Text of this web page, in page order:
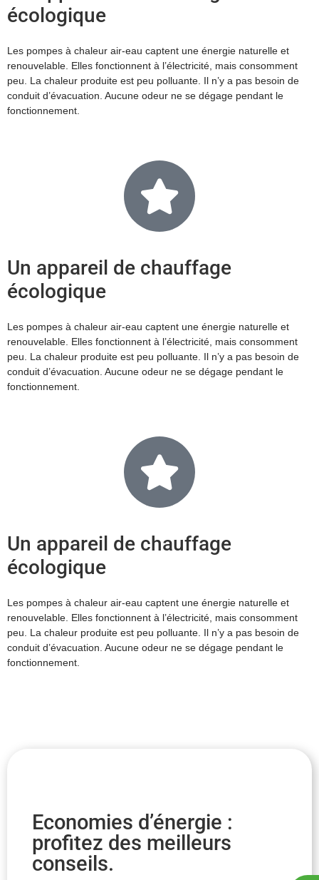
écologique
Les pompes à chaleur air-eau captent une énergie naturelle et
renouvelable. Elles fonctionnent à l’électricité, mais consomment
peu. La chaleur produite est peu polluante. Il n’y a pas besoin de
conduit d’évacuation. Aucune odeur ne se dégage pendant le
fonctionnement.
Un appareil de chauffage
écologique
Les pompes à chaleur air-eau captent une énergie naturelle et
renouvelable. Elles fonctionnent à l’électricité, mais consomment
peu. La chaleur produite est peu polluante. Il n’y a pas besoin de
conduit d’évacuation. Aucune odeur ne se dégage pendant le
fonctionnement.
Un appareil de chauffage
écologique
Les pompes à chaleur air-eau captent une énergie naturelle et
renouvelable. Elles fonctionnent à l’électricité, mais consomment
peu. La chaleur produite est peu polluante. Il n’y a pas besoin de
conduit d’évacuation. Aucune odeur ne se dégage pendant le
fonctionnement.
Economies d’énergie :
profitez des meilleurs
conseils.